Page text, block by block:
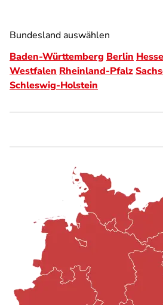
Bundesland auswählen
Baden-Württemberg Berlin
Westfalen Rheinland-Pfalz
Schleswig-Holstein